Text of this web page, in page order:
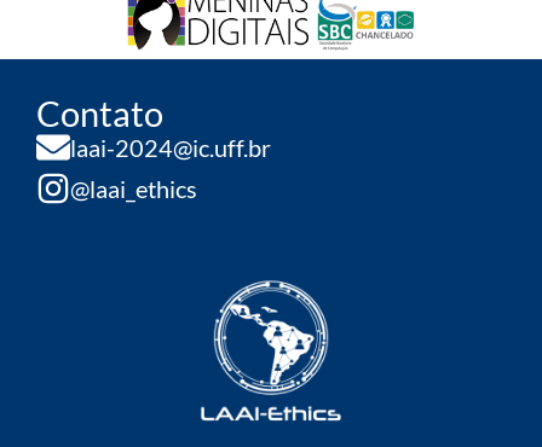
Contato
laai-2024@ic.uff.br
@laai_ethics